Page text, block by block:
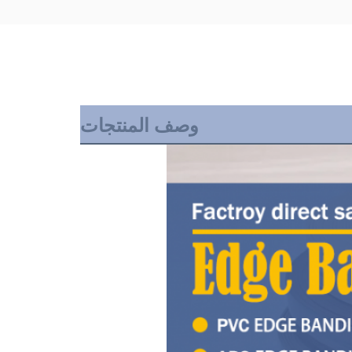
وصف المنتجات